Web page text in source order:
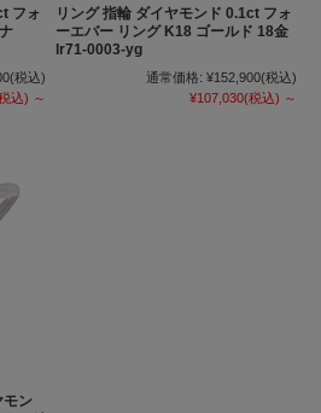
フォ
(税込)
込) ～
リング 指輪 ダイヤモンド 0.1ct フォ
ーエバー リング K18 ゴールド 18金
lr71-0003-yg
通常価格: ¥152,900(税込)
¥107,030(税込) ～
モン